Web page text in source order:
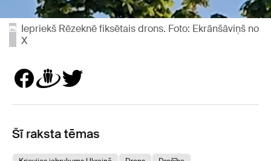
Iepriekš Rēzeknē fiksētais drons. Foto: Ekrānšāviņš no
X
Šī raksta tēmas